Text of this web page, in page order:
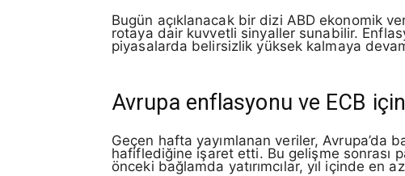
Bugün açıklanacak bir dizi ABD ekonomik
rotaya dair kuvvetli sinyaller sunabilir.
piyasalarda belirsizlik yüksek kalmaya
Avrupa enflasyonu ve ECB
Geçen hafta yayımlanan veriler, Avrupa’da
hafiflediğine işaret etti. Bu gelişme sonrası
önceki bağlamda yatırımcılar, yıl içinde en